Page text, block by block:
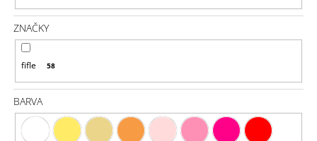
ZNAČKY
fifle 58
BARVA
J
E
M
REMIX
/
JAZZ
SADA